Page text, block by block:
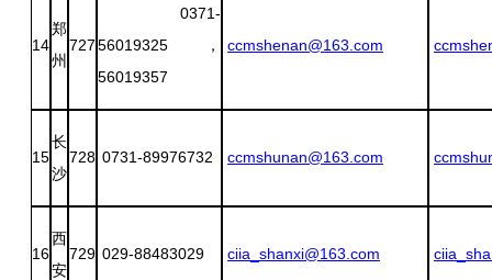
14
郑
州
727
0371-
56019325，
56019357
ccmshenan@163.com
15
长
沙
728 0731-89976732 ccmshunan@163.com
16
西
安
729 029-88483029 ciia_shanxi@163.com